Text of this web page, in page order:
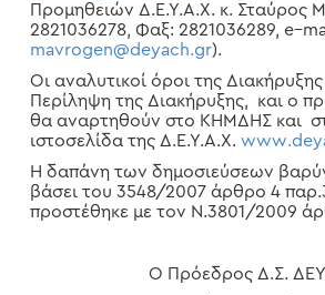
Προμηθειών Δ.Ε.Υ.Α.Χ. κ. Σταύρος
2821036278, Φαξ: 2821036289, e–
mavrogen@deyach.gr).
Οι αναλυτικοί όροι της
Περίληψη της Διακήρυξης, και ο
θα αναρτηθούν στο ΚΗΜΔΗΣ και
ιστοσελίδα της Δ.Ε.Υ.Α.Χ. www.
Η δαπάνη των δημοσιεύσεων
βάσει του 3548/2007 άρθρο 4
προστέθηκε με τον Ν.3801/2009
Ο Πρόεδρος Δ.Σ.